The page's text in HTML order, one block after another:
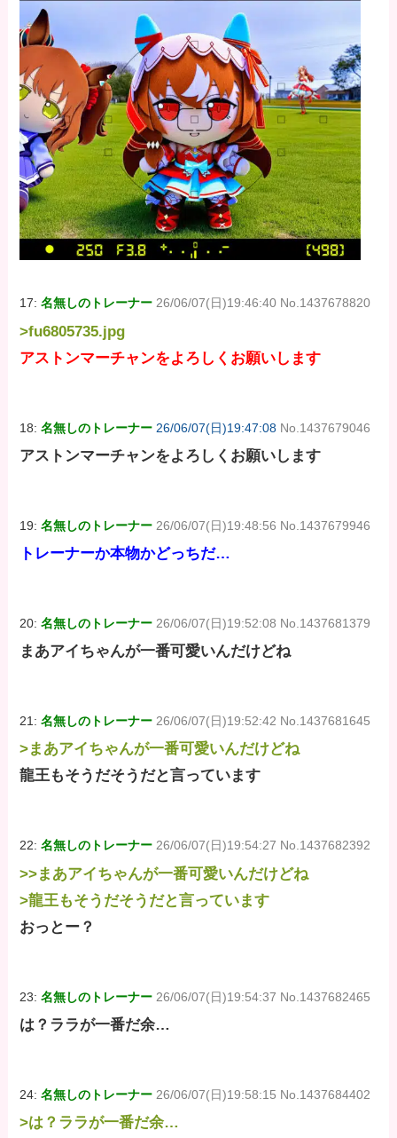
17:名無しのトレーナー 26/06/07(日)19:46:40 No.1437678820
>fu6805735.jpg
アストンマーチャンをよろしくお願いします
18:名無しのトレーナー 26/06/07(日)19:47:08 No.1437679046
アストンマーチャンをよろしくお願いします
19:名無しのトレーナー 26/06/07(日)19:48:56 No.1437679946
トレーナーか本物かどっちだ…
20:名無しのトレーナー 26/06/07(日)19:52:08 No.1437681379
まあアイちゃんが一番可愛いんだけどね
21:名無しのトレーナー 26/06/07(日)19:52:42 No.1437681645
>まあアイちゃんが一番可愛いんだけどね
龍王もそうだそうだと言っています
22:名無しのトレーナー 26/06/07(日)19:54:27 No.1437682392
>>まあアイちゃんが一番可愛いんだけどね
>龍王もそうだそうだと言っています
おっとー？
23:名無しのトレーナー 26/06/07(日)19:54:37 No.1437682465
は？ララが一番だ余…
24:名無しのトレーナー 26/06/07(日)19:58:15 No.1437684402
>は？ララが一番だ余…